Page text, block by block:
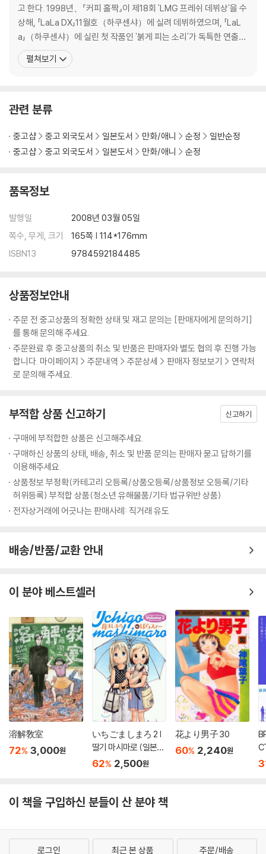
고 한다. 1998년、『커피 홀짝』이 제18회 'LMG 프레쉬 데뷔상'을 수
상해, 「LaLa DX」11월호（하쿠센샤）에 실려 데뷔하였으며, 「LaL
a」（하쿠센샤）에 실린 첫 작품인 '붉게 피는 소리'가 독특한 연출로
인기를 얻어 장편 연재 개시, 이 작품으로 제25회 '하쿠센샤 아테나
신인대상'에서 우수상을 수상하였다. 최근작 『나츠메 우인장』은 요괴
펼쳐보기
관련 분류
중고샵 중고 외국도서 일본도서 만화/애니 순정
일반순정
중고샵
중고 외국도서 일본도서 만화/애니 순정
품목정보
발행일
2008년 03월 05일
쪽수, 무게, 크기
165쪽 | 114*176mm
ISBN13
9784592184485
상품정보안내
주문 전 중고상품의 정확한 상태 및 재고 문의는 [판매자에게 문의하기]
를 통해 문의해 주세요.
주문완료 후 중고상품의 취소 및 반품은 판매자와 별도 협의 후 진행 가능
합니다. 마이페이지 > 주문내역 > 주문상세 > 판매자 정보보기 > 연락처
로 문의해 주세요.
부적합 상품 신고하기 신고하기
구매에 부적합한 상품은 신고해주세요.
구매하신 상품의 상태, 배송, 취소 및 반품 문의는 판매자 묻고 답하기를
이용해주세요.
상품정보 부정확(카테고리 오등록/상품오등록/상품정보 오등록/기타
허위등록) 부적합 상품(청소년 유해물품/기타 법규위반 상품)
전자상거래에 어긋나는 판매사례: 직거래 유도
배송/반품/교환 안내
이 분야 베스트셀러
溶解敎室
72% 3,000원
いちごましまろ 2 |
딸기 마시마로 (일본서
적)
62% 2,500원
花より男子 30
60% 2,240원
이 책을 구입하신 분들이 산 분야 책
로그인 최근 본 상품 주문/배송